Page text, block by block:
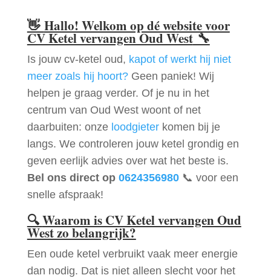
👋 Hallo! Welkom op dé website voor
CV Ketel vervangen Oud West🔧
Is jouw cv-ketel oud, kapot of werkt hij niet
meer zoals hij hoort?Geen paniek! Wij
helpen je graag verder. Of je nu in het
centrum van Oud West woont of net
daarbuiten: onze loodgieterkomen bij je
langs. We controleren jouw ketel grondig en
geven eerlijk advies over wat het beste is.
Bel ons direct op 0624356980📞 voor een
snelle afspraak!
🔍Waarom is CV Ketel vervangen Oud
West zo belangrijk?
Een oude ketel verbruikt vaak meer energie
dan nodig. Dat is niet alleen slecht voor het